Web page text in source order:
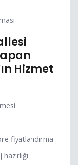
Hizmet
fiyatlandırma